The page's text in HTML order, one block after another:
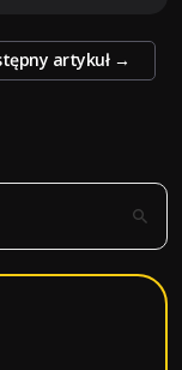
artykuł →